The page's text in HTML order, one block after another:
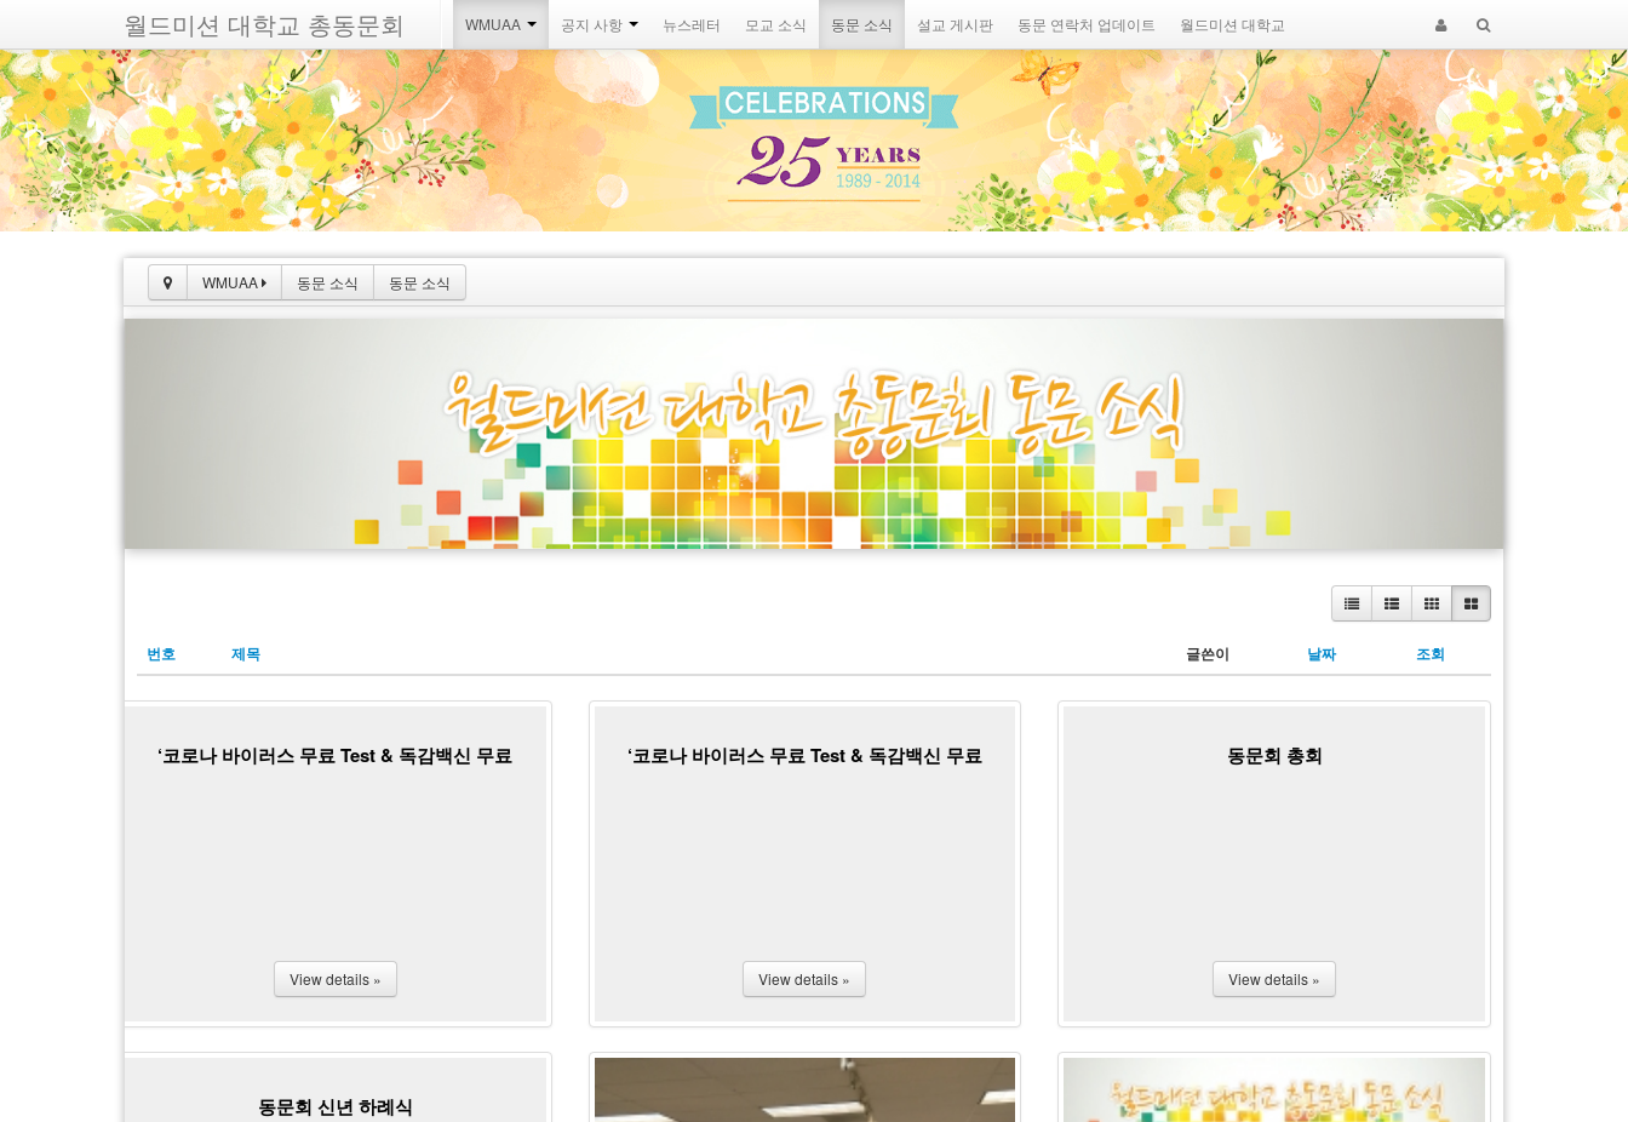
월드미션 대학교 총동문회 WMUAA 공지 사항 뉴스레터 모교 소식 동문 소식 설교 게시판 동문 연락처 업데이트 월드미션 대학교
WMUAA 동문 소식 동문 소식
번호 제목 글쓴이 날짜 조회
‘코로나 바이러스 무료 Test & 독감백신 무료
View details »
‘코로나 바이러스 무료 Test & 독감백신 무료
View details »
동문회 총회
View details »
동문회 신년 하례식